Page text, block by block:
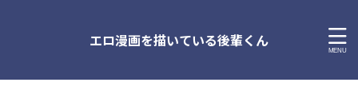
エロ漫画を描いている後輩くん